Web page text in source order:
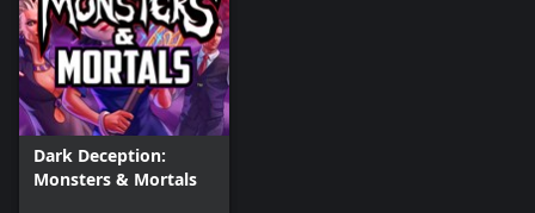
Dark Deception:
Monsters & Mortals